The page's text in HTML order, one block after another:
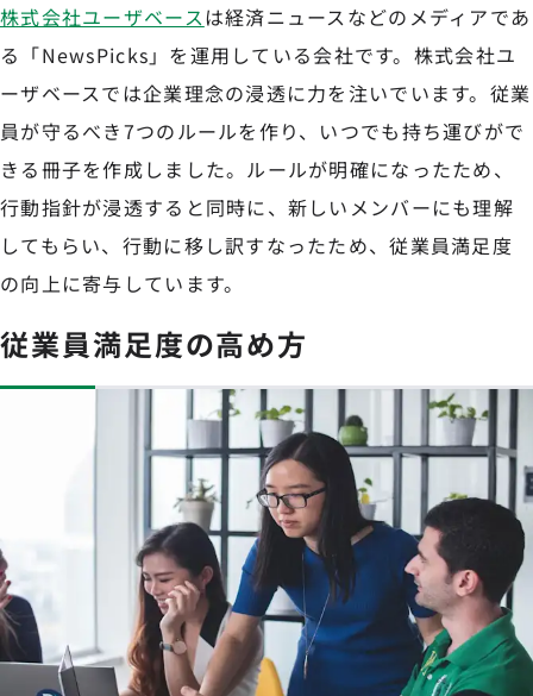
株式会社ユーザベースは経済ニュースなどのメディアであ
る「NewsPicks」を運用している会社です。株式会社ユ
ーザベースでは企業理念の浸透に力を注いでいます。従業
員が守るべき7つのルールを作り、いつでも持ち運びがで
きる冊子を作成しました。ルールが明確になったため、
行動指針が浸透すると同時に、新しいメンバーにも理解
してもらい、行動に移し訳すなったため、従業員満足度
の向上に寄与しています。
従業員満足度の高め方